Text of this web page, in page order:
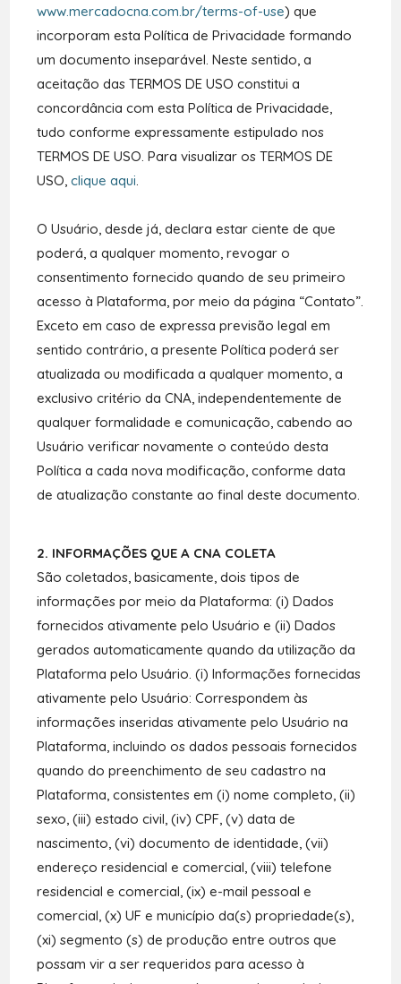
www.mercadocna.com.br/terms-of-use) que
incorporam esta Política de Privacidade formando
um documento inseparável. Neste sentido, a
aceitação das TERMOS DE USO constitui a
concordância com esta Política de Privacidade,
tudo conforme expressamente estipulado nos
TERMOS DE USO. Para visualizar os TERMOS DE
USO,clique aqui.
O Usuário, desde já, declara estar ciente de que
poderá, a qualquer momento, revogar o
consentimento fornecido quando de seu primeiro
acesso à Plataforma, por meio da página “Contato”.
Exceto em caso de expressa previsão legal em
sentido contrário, a presente Política poderá ser
atualizada ou modificada a qualquer momento, a
exclusivo critério da CNA, independentemente de
qualquer formalidade e comunicação, cabendo ao
Usuário verificar novamente o conteúdo desta
Política a cada nova modificação, conforme data
de atualização constante ao final deste documento.
2. INFORMAÇÕES QUE A CNA COLETA
São coletados, basicamente, dois tipos de
informações por meio da Plataforma: (i) Dados
fornecidos ativamente pelo Usuário e (ii) Dados
gerados automaticamente quando da utilização da
Plataforma pelo Usuário. (i) Informações fornecidas
ativamente pelo Usuário: Correspondem às
informações inseridas ativamente pelo Usuário na
Plataforma, incluindo os dados pessoais fornecidos
quando do preenchimento de seu cadastro na
Plataforma, consistentes em (i) nome completo, (ii)
sexo, (iii) estado civil, (iv) CPF, (v) data de
nascimento, (vi) documento de identidade, (vii)
endereço residencial e comercial, (viii) telefone
residencial e comercial, (ix) e-mail pessoal e
comercial, (x) UF e município da(s) propriedade(s),
(xi) segmento (s) de produção entre outros que
possam vir a ser requeridos para acesso à